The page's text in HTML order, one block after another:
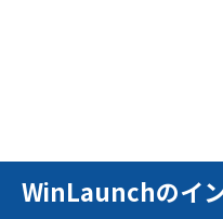
WinLaunchのイ